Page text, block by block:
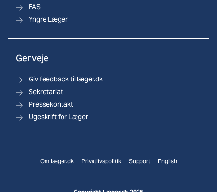
FAS
Yngre Læger
Genveje
Giv feedback til læger.dk
Sekretariat
Pressekontakt
Ugeskrift for Læger
Om læger.dk Privatlivspolitik Support English